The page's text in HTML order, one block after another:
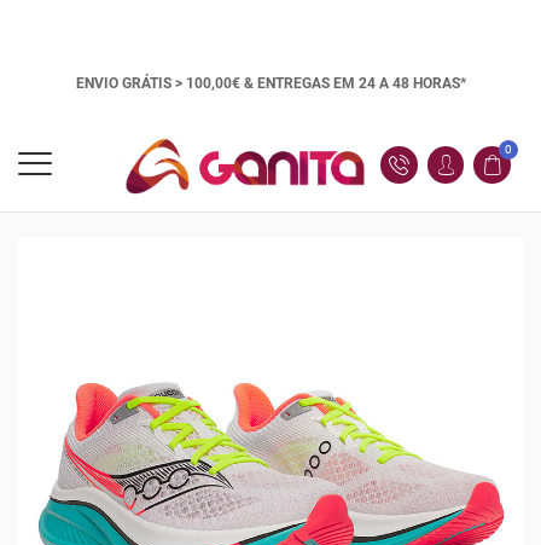
ENVIO GRÁTIS > 100,00€ & ENTREGAS EM 24 A 48 HORAS*
0